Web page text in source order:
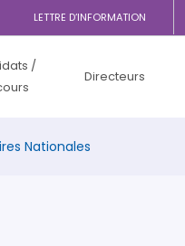
/
Directeurs
LETTRE D‘INFORMATION
Nationales